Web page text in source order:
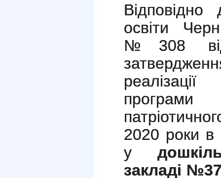
освіти
№308
2020 роки в
у
закладі №37